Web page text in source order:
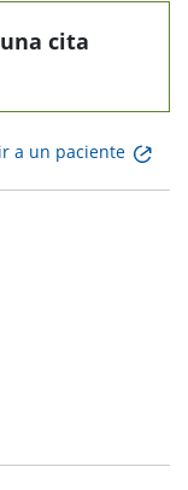
cita
a un paciente